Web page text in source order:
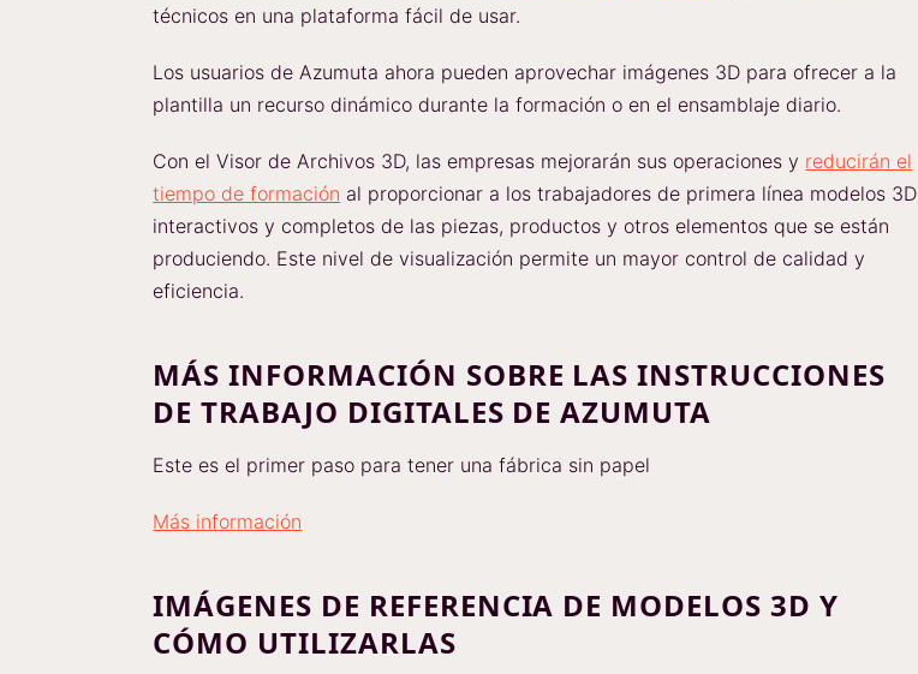
técnicos en una plataforma fácil de usar.
Los usuarios de Azumuta ahora pueden aprovechar imágenes 3D para ofrecer a la
plantilla un recurso dinámico durante la formación o en el ensamblaje diario.
Con el Visor de Archivos 3D, las empresas mejorarán sus operaciones y reducirán el
tiempo de formación al proporcionar a los trabajadores de primera línea modelos 3D
interactivos y completos de las piezas, productos y otros elementos que se están
produciendo. Este nivel de visualización permite un mayor control de calidad y
eficiencia.
MÁS INFORMACIÓN SOBRE LAS INSTRUCCIONES
DE TRABAJO DIGITALES DE AZUMUTA
Este es el primer paso para tener una fábrica sin papel
Más información
IMÁGENES DE REFERENCIA DE MODELOS 3D Y
CÓMO UTILIZARLAS